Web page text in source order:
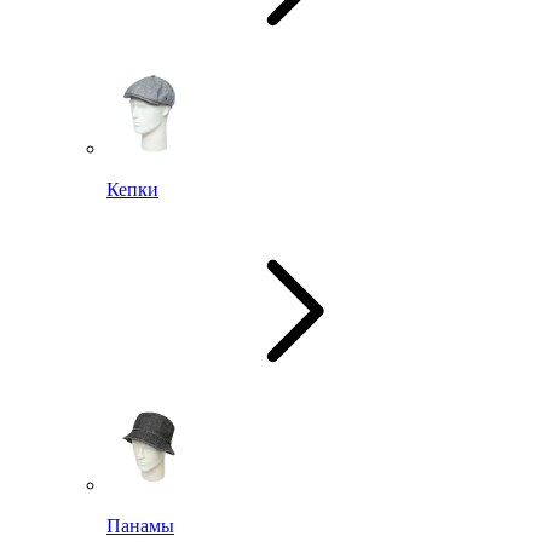
Кепки
Панамы